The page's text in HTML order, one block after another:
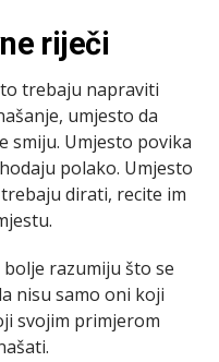
riječi
trebaju napraviti
umjesto da
smiju. Umjesto povika
polako. Umjesto
dirati, recite im
razumiju što se
nisu samo oni koji
svojim primjerom